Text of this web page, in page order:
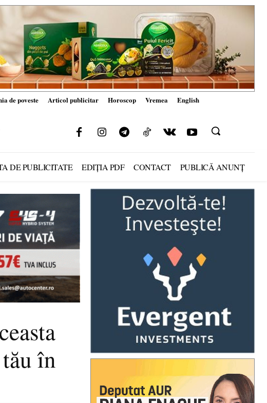
de poveste Articol publicitar Horoscop Vremea English
DE PUBLICITATE EDIȚIA PDF CONTACT PUBLICĂ ANUNȚ
în